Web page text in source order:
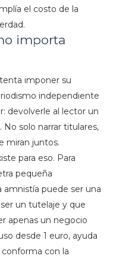
el costo de la
importa
imponer su
independiente
devolverle al lector un
solo narrar titulares,
miran juntos.
para eso. Para
pequeña
amnistía puede ser una
un tutelaje y que
apenas un negocio
desde 1 euro, ayuda
con la